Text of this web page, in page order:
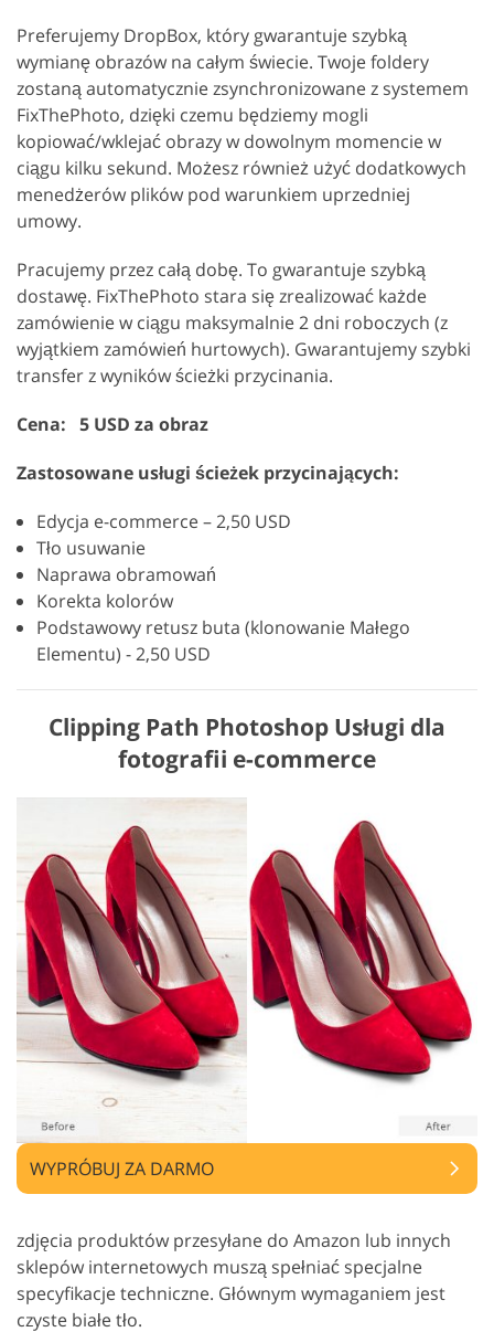
Preferujemy DropBox, który gwarantuje szybką
wymianę obrazów na całym świecie. Twoje foldery
zostaną automatycznie zsynchronizowane z systemem
FixThePhoto, dzięki czemu będziemy mogli
kopiować/wklejać obrazy w dowolnym momencie w
ciągu kilku sekund. Możesz również użyć dodatkowych
menedżerów plików pod warunkiem uprzedniej
umowy.
Pracujemy przez całą dobę. To gwarantuje szybką
dostawę. FixThePhoto stara się zrealizować każde
zamówienie w ciągu maksymalnie 2 dni roboczych (z
wyjątkiem zamówień hurtowych). Gwarantujemy szybki
transfer z wyników ścieżki przycinania.
Cena: 5 USD za obraz
Zastosowane usługi ścieżek przycinających:
Edycja e-commerce – 2,50 USD
Tło usuwanie
Naprawa obramowań
Korekta kolorów
Podstawowy retusz buta (klonowanie Małego
Elementu) - 2,50 USD
Clipping Path Photoshop Usługi dla
fotografii e-commerce
WYPRÓBUJ ZA DARMO
zdjęcia produktów przesyłane do Amazon lub innych
sklepów internetowych muszą spełniać specjalne
specyfikacje techniczne. Głównym wymaganiem jest
czyste białe tło.